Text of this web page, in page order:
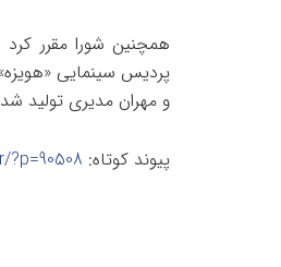
همچنین شورا مقرر کرد
پردیس سینمایی
و مهران مدیری تولید
پیوند کوتاه: